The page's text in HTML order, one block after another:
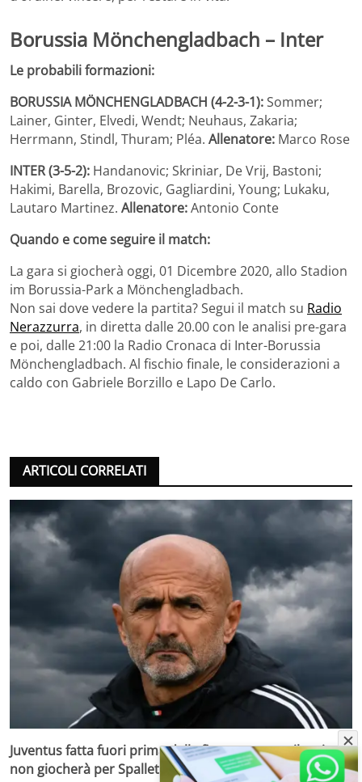
Borussia Mönchengladbach – Inter
Le probabili formazioni:
BORUSSIA MÖNCHENGLADBACH (4-2-3-1):Sommer;
Lainer, Ginter, Elvedi, Wendt; Neuhaus, Zakaria;
Herrmann, Stindl, Thuram; Pléa. Allenatore: Marco Rose
INTER(3-5-2): Handanovic; Skriniar, De Vrij, Bastoni;
Hakimi, Barella, Brozovic, Gagliardini, Young; Lukaku,
Lautaro Martinez. Allenatore:Antonio Conte
Quando e come seguire il match:
La gara si giocherà oggi, 01 Dicembre 2020, allo Stadion
im Borussia-Park a Mönchengladbach.
Non sai dove vedere la partita? Segui il match su Radio
Nerazzurra, in diretta dalle 20.00 con le analisi pre-gara
e poi, dalle 21:00 la Radio Cronaca di Inter-Borussia
Mönchengladbach. Al fischio finale, le considerazioni a
caldo con Gabriele Borzillo e Lapo De Carlo.
ARTICOLI CORRELATI
Juventus fatta fuori prima della firma: nessun rilancio,
non giocherà per Spalletti